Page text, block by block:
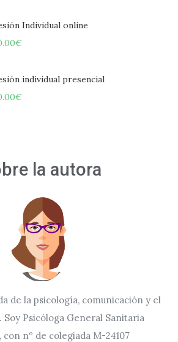
Individual online
€
individual presencial
€
la autora
de la psicología, comunicación y el
Psicóloga General Sanitaria
con nº de colegiada M-24107